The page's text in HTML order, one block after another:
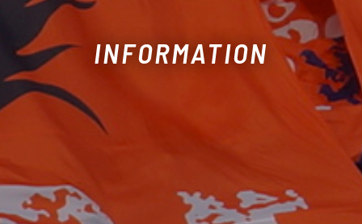
INFORMATION